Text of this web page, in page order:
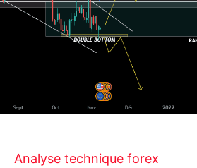
Analyse technique forex